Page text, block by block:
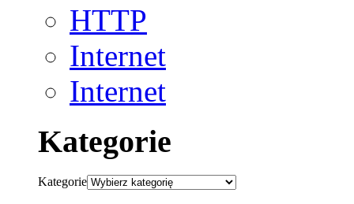
HTTP
Internet
Internet
Kategorie
Kategorie